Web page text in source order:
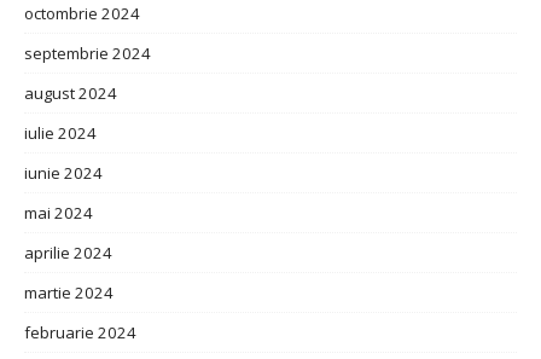
octombrie 2024
septembrie 2024
august 2024
iulie 2024
iunie 2024
mai 2024
aprilie 2024
martie 2024
februarie 2024